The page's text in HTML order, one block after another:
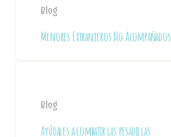
Blog
Menores Extranjeros No Acompañados
Blog
Ayúdales a combatir las pesadillas